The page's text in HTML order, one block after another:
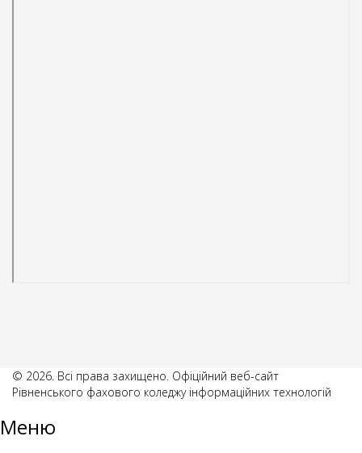
© 2026. Всі права захищено. Офіційний веб-сайт
Рівненського фахового коледжу інформаційних технологій
Меню